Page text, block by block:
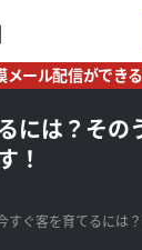
メール配信ができ
には？その
！
すぐ客を育てるには